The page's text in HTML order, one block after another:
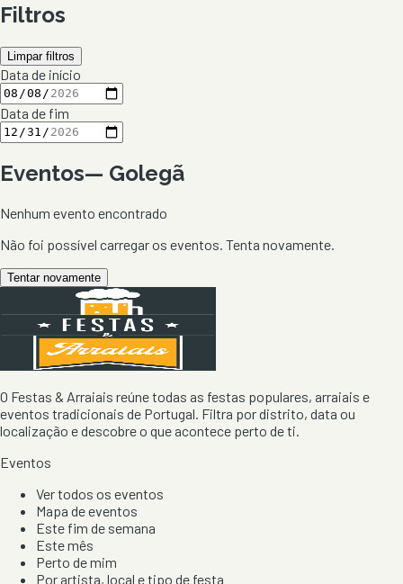
Filtros
Limpar filtros
Data de início
Data de fim
Eventos— Golegã
Nenhum evento encontrado
Não foi possível carregar os eventos. Tenta novamente.
Tentar novamente
O Festas & Arraiais reúne todas as festas populares, arraiais e
eventos tradicionais de Portugal. Filtra por distrito, data ou
localização e descobre o que acontece perto de ti.
Eventos
Ver todos os eventos
Mapa de eventos
Este fim de semana
Este mês
Perto de mim
Por artista, local e tipo de festa